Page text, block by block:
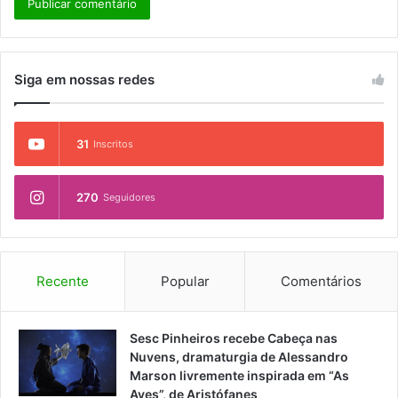
Siga em nossas redes
31 Inscritos
270 Seguidores
Recente Popular Comentários
Sesc Pinheiros recebe Cabeça nas
Nuvens, dramaturgia de Alessandro
Marson livremente inspirada em “As
Aves”, de Aristófanes